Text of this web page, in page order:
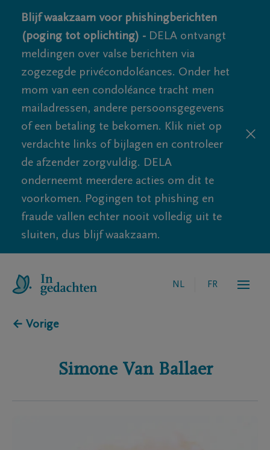
Blijf waakzaam voor phishingberichten
(poging tot oplichting) - DELA ontvangt
meldingen over valse berichten via
zogezegde privécondoléances. Onder het
mom van een condoléance tracht men
mailadressen, andere persoonsgegevens
of een betaling te bekomen. Klik niet op
verdachte links of bijlagen en controleer
de afzender zorgvuldig. DELA
onderneemt meerdere acties om dit te
voorkomen. Pogingen tot phishing en
fraude vallen echter nooit volledig uit te
sluiten, dus blijf waakzaam.
NL FR
← Vorige
Simone Van Ballaer